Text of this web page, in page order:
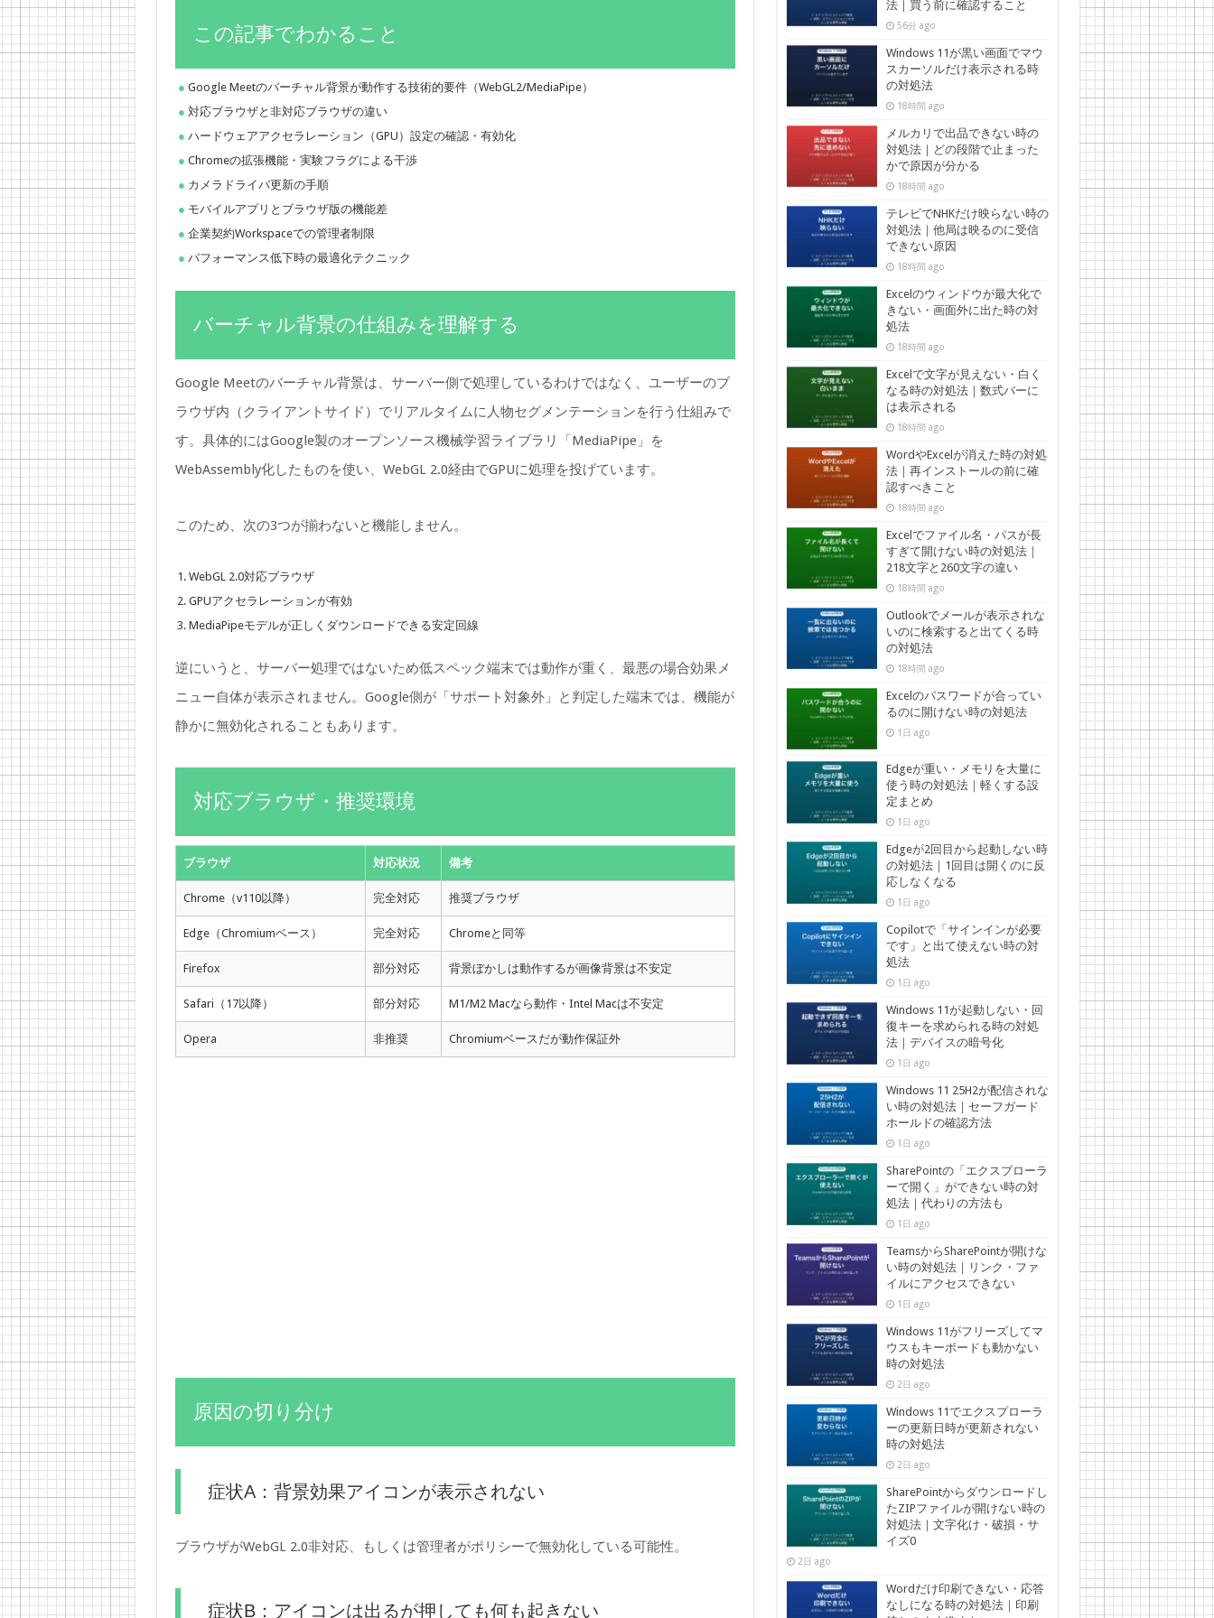
この記事でわかること
Google Meetのバーチャル背景が動作する技術的要件（WebGL2/MediaPipe）
対応ブラウザと非対応ブラウザの違い
ハードウェアアクセラレーション（GPU）設定の確認・有効化
Chromeの拡張機能・実験フラグによる干渉
カメラドライバ更新の手順
モバイルアプリとブラウザ版の機能差
企業契約Workspaceでの管理者制限
パフォーマンス低下時の最適化テクニック
バーチャル背景の仕組みを理解する
Google Meetのバーチャル背景は、サーバー側で処理しているわけではなく、ユーザーのブ
ラウザ内（クライアントサイド）でリアルタイムに人物セグメンテーションを行う仕組みで
す。具体的にはGoogle製のオープンソース機械学習ライブラリ「MediaPipe」を
WebAssembly化したものを使い、WebGL 2.0経由でGPUに処理を投げています。
このため、次の3つが揃わないと機能しません。
WebGL 2.0対応ブラウザ
GPUアクセラレーションが有効
MediaPipeモデルが正しくダウンロードできる安定回線
逆にいうと、サーバー処理ではないため低スペック端末では動作が重く、最悪の場合効果メ
ニュー自体が表示されません。Google側が「サポート対象外」と判定した端末では、機能が
静かに無効化されることもあります。
対応ブラウザ・推奨環境
ブラウザ 対応状況 備考
Chrome（v110以降） 完全対応 推奨ブラウザ
Edge（Chromiumベース） 完全対応 Chromeと同等
Firefox 部分対応 背景ぼかしは動作するが画像背景は不安定
Safari（17以降） 部分対応 M1/M2 Macなら動作・Intel Macは不安定
Opera 非推奨 Chromiumベースだが動作保証外
原因の切り分け
症状A：背景効果アイコンが表示されない
ブラウザがWebGL 2.0非対応、もしくは管理者がポリシーで無効化している可能性。
症状B：アイコンは出るが押しても何も起きない
法｜買う前に確認すること
56分 ago
Windows 11が黒い画面でマウ
スカーソルだけ表示される時
の対処法
18時間 ago
メルカリで出品できない時の
対処法｜どの段階で止まった
かで原因が分かる
18時間 ago
テレビでNHKだけ映らない時の
対処法｜他局は映るのに受信
できない原因
18時間 ago
Excelのウィンドウが最大化で
きない・画面外に出た時の対
処法
18時間 ago
Excelで文字が見えない・白く
なる時の対処法｜数式バーに
は表示される
18時間 ago
WordやExcelが消えた時の対処
法｜再インストールの前に確
認すべきこと
18時間 ago
Excelでファイル名・パスが長
すぎて開けない時の対処法｜
218文字と260文字の違い
18時間 ago
Outlookでメールが表示されな
いのに検索すると出てくる時
の対処法
18時間 ago
Excelのパスワードが合ってい
るのに開けない時の対処法
1日 ago
Edgeが重い・メモリを大量に
使う時の対処法｜軽くする設
定まとめ
1日 ago
Edgeが2回目から起動しない時
の対処法｜1回目は開くのに反
応しなくなる
1日 ago
Copilotで「サインインが必要
です」と出て使えない時の対
処法
1日 ago
Windows 11が起動しない・回
復キーを求められる時の対処
法｜デバイスの暗号化
1日 ago
Windows 11 25H2が配信されな
い時の対処法｜セーフガード
ホールドの確認方法
1日 ago
SharePointの「エクスプローラ
ーで開く」ができない時の対
処法｜代わりの方法も
1日 ago
TeamsからSharePointが開けな
い時の対処法｜リンク・ファ
イルにアクセスできない
1日 ago
Windows 11がフリーズしてマ
ウスもキーボードも動かない
時の対処法
2日 ago
Windows 11でエクスプローラ
ーの更新日時が更新されない
時の対処法
2日 ago
SharePointからダウンロードし
たZIPファイルが開けない時の
対処法｜文字化け・破損・サ
イズ0
2日 ago
Wordだけ印刷できない・応答
なしになる時の対処法｜印刷